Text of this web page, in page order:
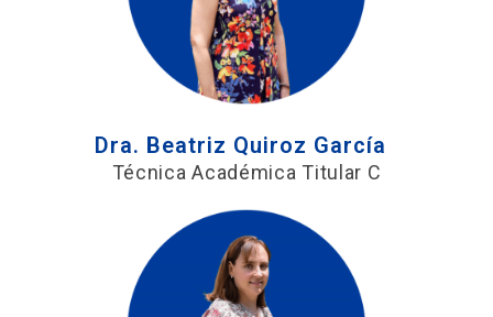
Dra. Beatriz Quiroz García
Técnica Académica Titular C